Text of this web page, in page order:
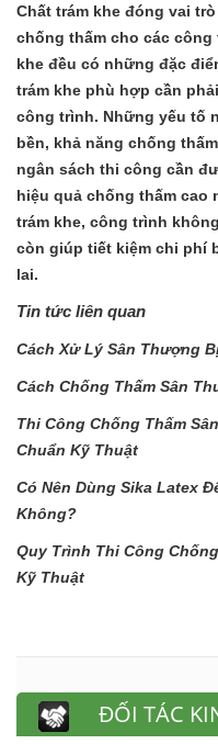
Chất trám khe đóng vai
chống thấm cho các
khe đều có những đặc
trám khe phù hợp cần
công trình. Những yếu tố
bền, khả năng chống
ngân sách thi công cần
hiệu quả chống thấm cao
trám khe, công trình
còn giúp tiết kiệm chi phí
lai.
Tin tức liên quan
Cách Xử Lý Sân Thượng
Cách Chống Thấm Sân
Thi Công Chống Thấm
Chuẩn Kỹ Thuật
Có Nên Dùng Sika Latex
Không?
Quy Trình Thi Công
Kỹ Thuật
ĐỐI TÁC